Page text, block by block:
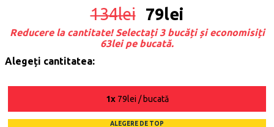
134lei 79lei
Reducere la cantitate! Selectați 3 bucăți și economisiți
63lei pe bucată.
Alegeți cantitatea:
1x79lei / bucată
ALEGERE DE TOP